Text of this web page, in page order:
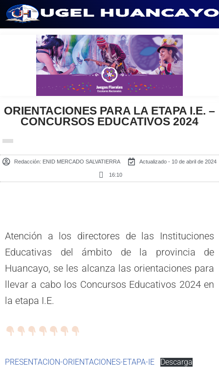
contenido
ORIENTACIONES PARA LA ETAPA I.E. –
CONCURSOS EDUCATIVOS 2024
Redacción: ENID MERCADO SALVATIERRA Actualizado - 10 de abril de 2024
16:10
Atención a los directores de las Instituciones
Educativas del ámbito de la provincia de
Huancayo, se les alcanza las orientaciones para
llevar a cabo los Concursos Educativos 2024 en
la etapa I.E.
PRESENTACION-ORIENTACIONES-ETAPA-IE
Descarga